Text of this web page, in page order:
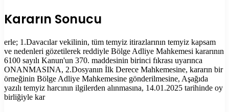
Kararın Sonucu
erle; 1.Davacılar vekilinin, tüm temyiz itirazlarının temyiz kapsam
ve nedenleri gözetilerek reddiyle Bölge Adliye Mahkemesi kararının
6100 sayılı Kanun'un 370. maddesinin birinci fıkrası uyarınca
ONANMASINA, 2.Dosyanın İlk Derece Mahkemesine, kararın bir
örneğinin Bölge Adliye Mahkemesine gönderilmesine, Aşağıda
yazılı temyiz harcının ilgilerden alınmasına, 14.01.2025 tarihinde oy
birliğiyle kar